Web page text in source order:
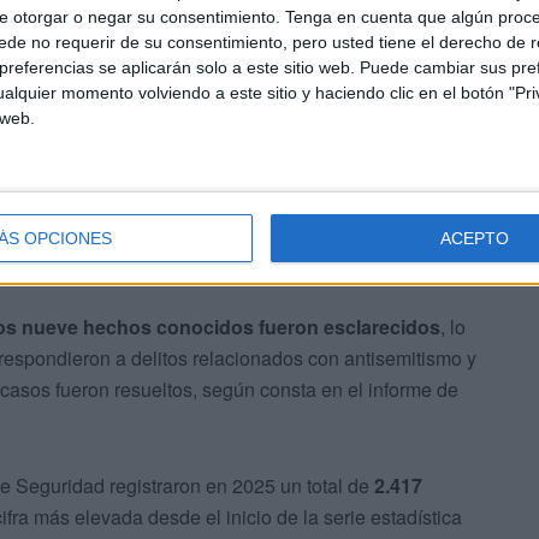
otorgar o negar su consentimiento. Tenga en cuenta que algún
no requerir de su consentimiento, pero usted tiene el derecho de
se aplicarán solo a este sitio web. Puede cambiar sus
momento volviendo a este sitio y haciendo clic en el botón
OPCIONES ACEPTO
se tradujo en detenciones o investigaciones durante
cero personas arrestadas en Ceuta por delitos de
2024 por hechos relacionados con creencias o
xenofobia.
nueve hechos conocidos fueron esclarecidos, lo
a delitos relacionados con antisemitismo y
fueron resueltos, según consta en el informe de
Seguridad registraron en 2025 un total de 2.417
más elevada desde el inicio de la serie estadística